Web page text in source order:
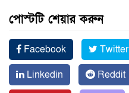
পোস্টটি শেয়ার করুন
Facebook Twitter
Linkedin
Reddit